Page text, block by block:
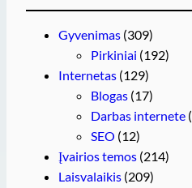
Gyvenimas (309)
Pirkiniai (192)
Internetas (129)
Blogas (17)
Darbas internete
SEO (12)
Įvairios temos (214)
Laisvalaikis (209)